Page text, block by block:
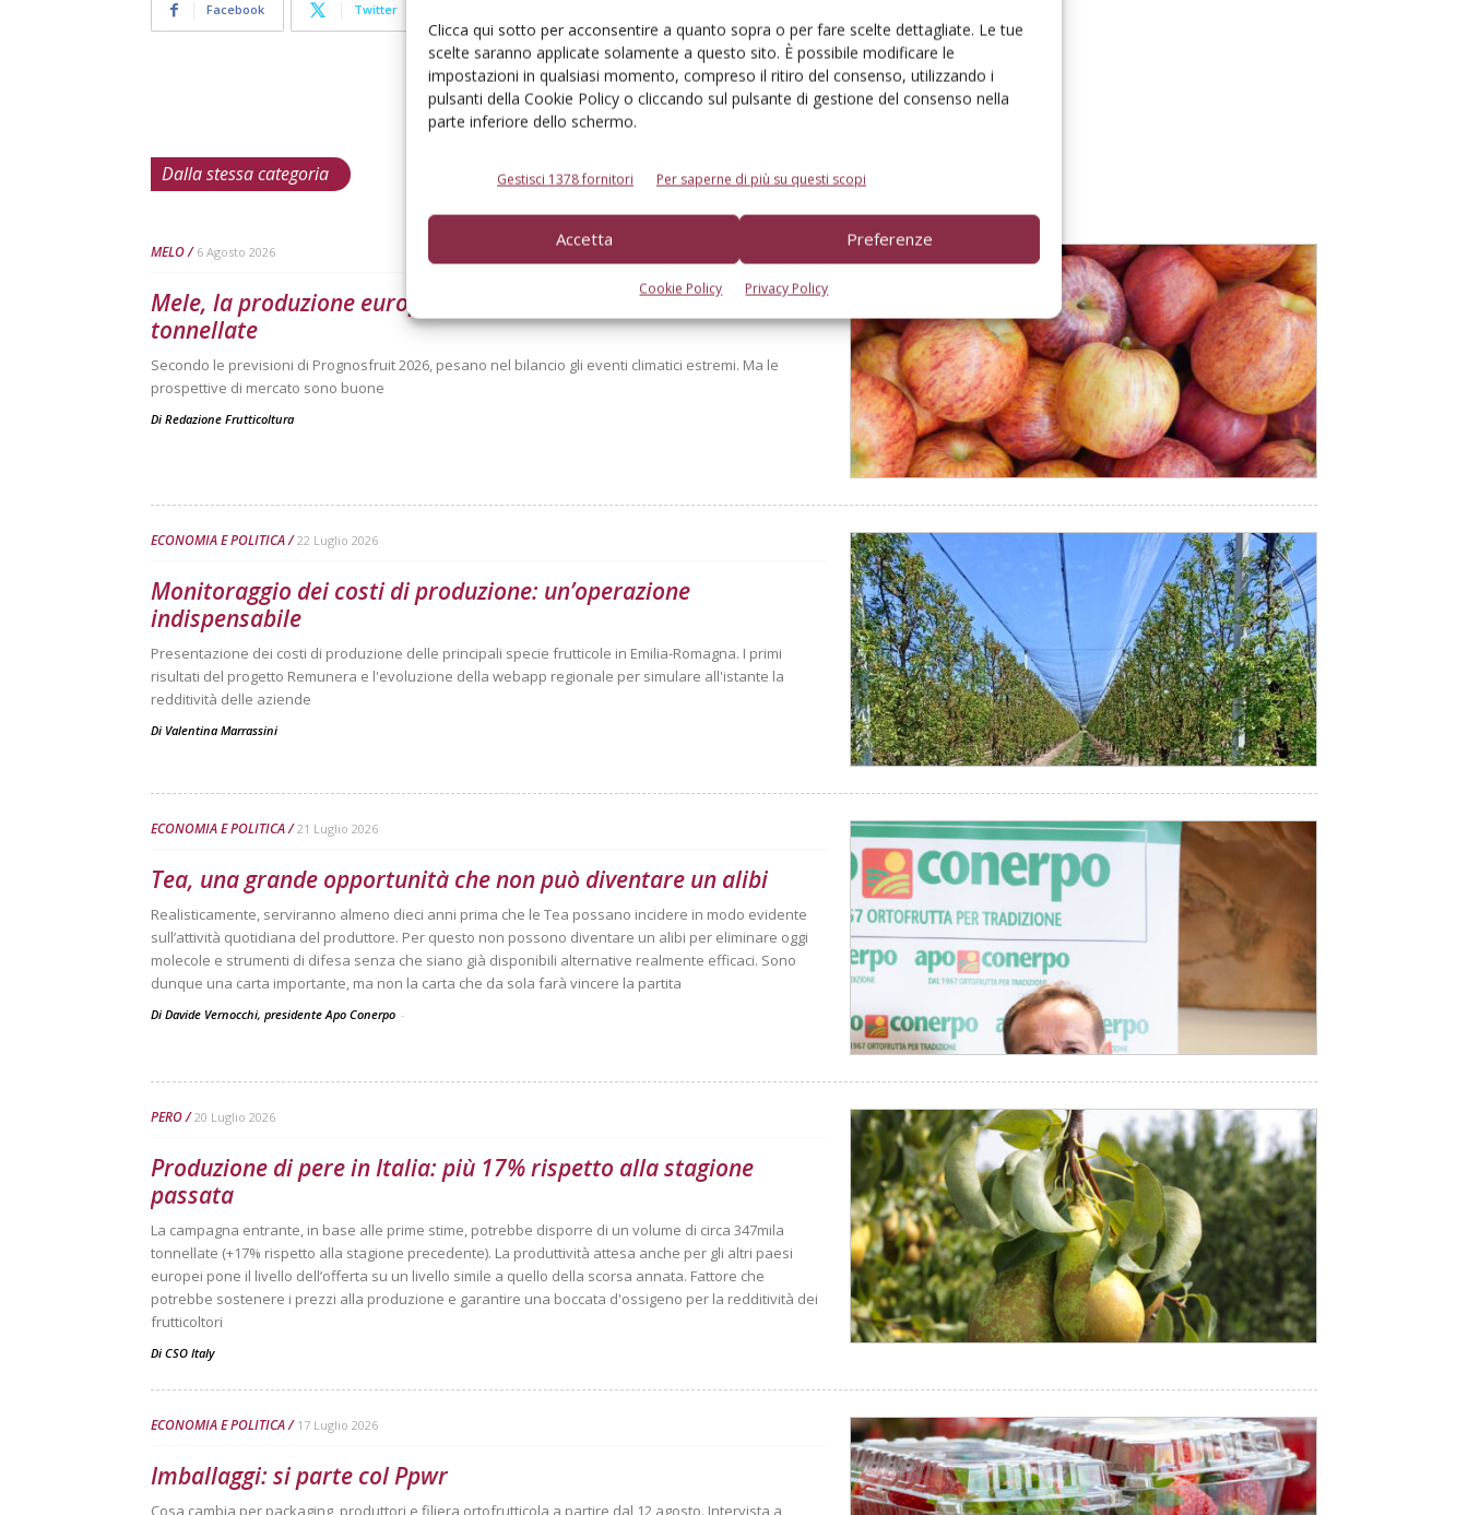
Clicca qui sotto per acconsentire a quanto sopra o per fare scelte dettagliate. Le tue
scelte saranno applicate solamente a questo sito. È possibile modificare le
impostazioni in qualsiasi momento, compreso il ritiro del consenso, utilizzando i
pulsanti della Cookie Policy o cliccando sul pulsante di gestione del consenso nella
parte inferiore dello schermo.
Gestisci 1378 fornitori Per saperne di più su questi scopi
Accetta Preferenze
Cookie Policy Privacy Policy
Facebook Twitter
Dalla stessa categoria
MELO 6 Agosto 2026
Mele, la produzione europea scenderà sotto i 10 milioni di
tonnellate
Secondo le previsioni di Prognosfruit 2026, pesano nel bilancio gli eventi climatici estremi. Ma le
prospettive di mercato sono buone
Di Redazione Frutticoltura
ECONOMIA E POLITICA 22 Luglio 2026
Monitoraggio dei costi di produzione: un’operazione
indispensabile
Presentazione dei costi di produzione delle principali specie frutticole in Emilia-Romagna. I primi
risultati del progetto Remunera e l'evoluzione della webapp regionale per simulare all'istante la
redditività delle aziende
Di Valentina Marrassini
ECONOMIA E POLITICA 21 Luglio 2026
Tea, una grande opportunità che non può diventare un alibi
Realisticamente, serviranno almeno dieci anni prima che le Tea possano incidere in modo evidente
sull’attività quotidiana del produttore. Per questo non possono diventare un alibi per eliminare oggi
molecole e strumenti di difesa senza che siano già disponibili alternative realmente efficaci. Sono
dunque una carta importante, ma non la carta che da sola farà vincere la partita
Di Davide Vernocchi, presidente Apo Conerpo -
PERO 20 Luglio 2026
Produzione di pere in Italia: più 17% rispetto alla stagione
passata
La campagna entrante, in base alle prime stime, potrebbe disporre di un volume di circa 347mila
tonnellate (+17% rispetto alla stagione precedente). La produttività attesa anche per gli altri paesi
europei pone il livello dell’offerta su un livello simile a quello della scorsa annata. Fattore che
potrebbe sostenere i prezzi alla produzione e garantire una boccata d'ossigeno per la redditività dei
frutticoltori
Di CSO Italy
ECONOMIA E POLITICA 17 Luglio 2026
Imballaggi: si parte col Ppwr
Cosa cambia per packaging, produttori e filiera ortofrutticola a partire dal 12 agosto. Intervista a